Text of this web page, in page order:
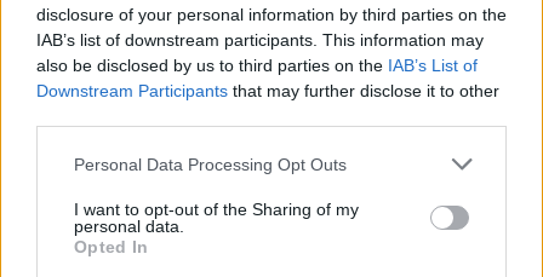
disclosure of your personal information by third parties on the
IAB’s list of downstream participants. This information may
also be disclosed by us to third parties on the IAB’s List of
Downstream Participants that may further disclose it to other
Personal Data Processing Opt Outs
I want to opt-out of the Sharing of my
personal data.
Opted In
Δείτε όλες τις τελευταίες επιχειρηματικές
Ειδήσειςαπό την Ελλάδα και τον κόσμο στο
Σχολιάστε